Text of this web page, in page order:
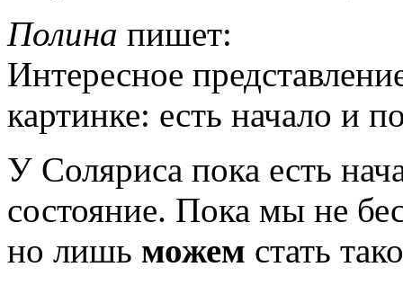
Полина пишет:
Интересное
картинке: есть начало и
У Соляриса пока есть
состояние. Пока мы не
но лишь можем стать